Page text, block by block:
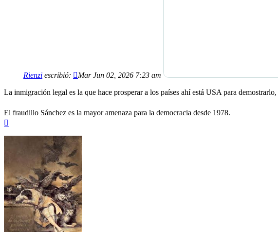
Rienzi escribió: Mar Jun 02, 2026 7:23 am
La inmigración legal es la que hace prosperar a los países ahí está USA para
El fraudillo Sánchez es la mayor amenaza para la democracia desde 1978.